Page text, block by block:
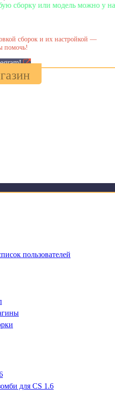
или модель можно у нас в
сборок и их настройкой —
помочь!
пользователей
для CS 1.6